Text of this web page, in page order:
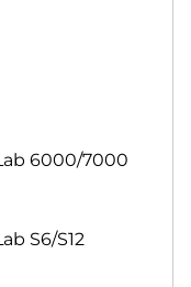
6000/7000
S6/S12